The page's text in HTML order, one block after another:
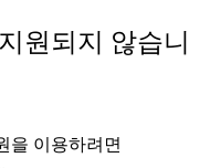
원되지 않습니
을 이용하려면